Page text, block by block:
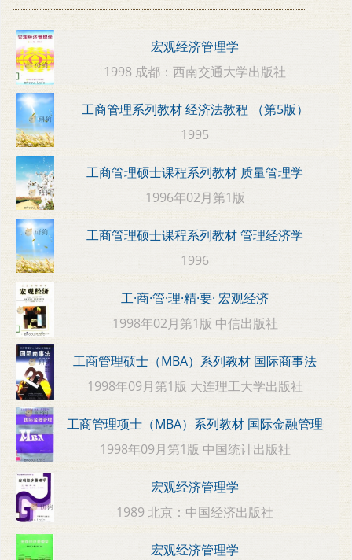
宏观经济管理学
1998 成都：西南交通大学出版社
工商管理系列教材 经济法教程 （第5版）
1995
工商管理硕士课程系列教材 质量管理学
1996年02月第1版
工商管理硕士课程系列教材 管理经济学
1996
工·商·管·理·精·要· 宏观经济
1998年02月第1版 中信出版社
工商管理硕士（MBA）系列教材 国际商事法
1998年09月第1版 大连理工大学出版社
工商管理项士（MBA）系列教材 国际金融管理
1998年09月第1版 中国统计出版社
宏观经济管理学
1989 北京：中国经济出版社
宏观经济管理学